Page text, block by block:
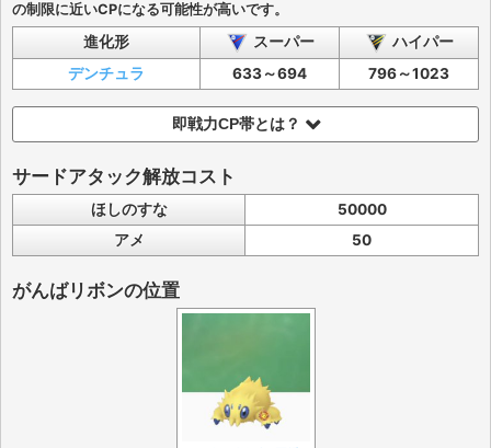
の制限に近いCPになる可能性が高いです。
進化形 スーパー
ハイパー
デンチュラ
633～694 796～1023
即戦力CP帯とは？
サードアタック解放コスト
ほしのすな
50000
アメ
50
がんばリボンの位置